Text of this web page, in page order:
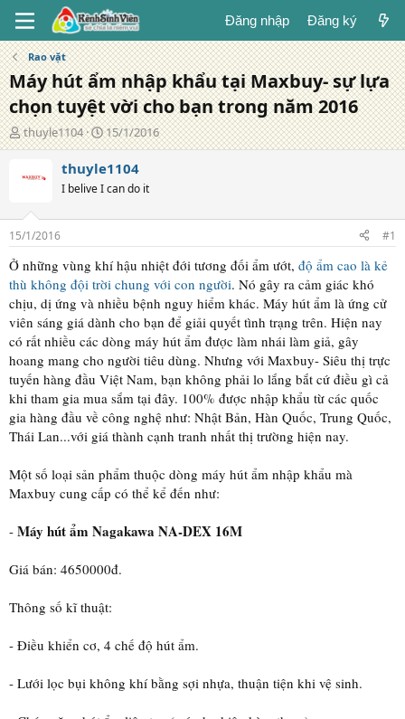
Đăng nhập Đăng ký
Rao vặt
Máy hút ẩm nhập khẩu tại Maxbuy- sự lựa
chọn tuyệt vời cho bạn trong năm 2016
T
á
g
ả
thuyle1104
N
g
à
đ
g
15/1/2016
thuyle1104
I belive I can do it
15/1/2016 #1
Ở những vùng khí hậu nhiệt đới tương đối ẩm ướt, độ ẩm cao là kẻ
thù không đội trời chung với con người. Nó gây ra cảm giác khó
chịu, dị ứng và nhiều bệnh nguy hiểm khác. Máy hút ẩm là ứng cử
viên sáng giá dành cho bạn để giải quyết tình trạng trên. Hiện nay
có rất nhiều các dòng máy hút ẩm được làm nhái làm giả, gây
hoang mang cho người tiêu dùng. Nhưng với Maxbuy- Siêu thị trực
tuyến hàng đầu Việt Nam, bạn không phải lo lắng bắt cứ điều gì cả
khi tham gia mua sắm tại đây. 100% được nhập khẩu từ các quốc
gia hàng đầu về công nghệ như: Nhật Bản, Hàn Quốc, Trung Quốc,
Thái Lan...với giá thành cạnh tranh nhất thị trường hiện nay.
Một số loại sản phẩm thuộc dòng máy hút ẩm nhập khẩu mà
Maxbuy cung cấp có thể kể đến như:
- Máy hút ẩm Nagakawa NA-DEX 16M
Giá bán: 4650000đ.
Thông số kĩ thuật:
- Điều khiển cơ, 4 chế độ hút ẩm.
- Lưới lọc bụi không khí bằng sợi nhựa, thuận tiện khi vệ sinh.